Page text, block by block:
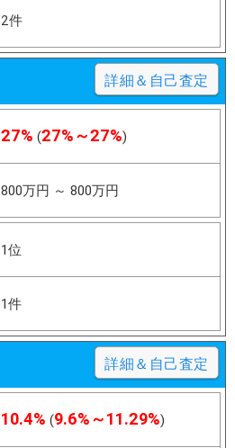
2件
詳細＆自己査定
27% (27%～27%)
800万円 ～ 800万円
1位
1件
詳細＆自己査定
10.4% (9.6%～11.29%)